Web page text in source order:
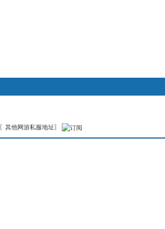
搜索
热搜： 结婚 母婴 phpwind
〖其他网游私服地址〗